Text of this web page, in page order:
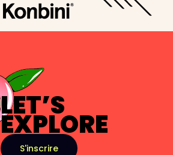
LET’S
EXPLORE
S'inscrire